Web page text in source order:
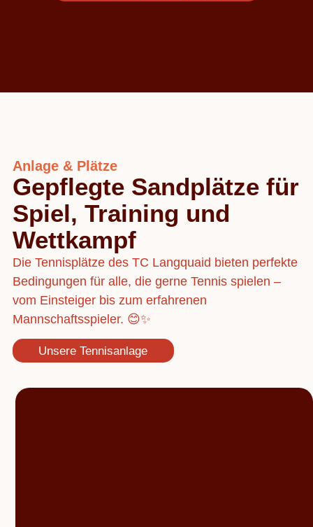
Anlage & Plätze
Gepflegte Sandplätze für
Spiel, Training und
Wettkampf
Die Tennisplätze des TC Langquaid bieten perfekte
Bedingungen für alle, die gerne Tennis spielen –
vom Einsteiger bis zum erfahrenen
Mannschaftsspieler. 😊✨
Unsere Tennisanlage